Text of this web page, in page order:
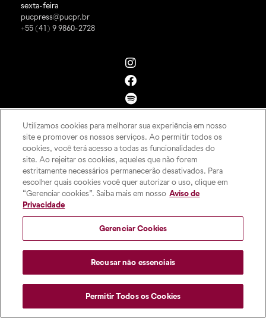
sexta-feira
pucpress@pucpr.br
+55 (41) 9 9860-2728
Utilizamos cookies para melhorar sua experiência em nosso
site e promover os nossos serviços. Ao permitir todos os
cookies, você terá acesso a todas as funcionalidades do
site. Ao rejeitar os cookies, aqueles que não forem
estritamente necessários permanecerão desativados. Para
escolher quais cookies você quer autorizar o uso, clique em
“Gerenciar cookies”. Saiba mais em nosso Aviso de
Privacidade
Gerenciar Cookies
Recusar não essenciais
Permitir Todos os Cookies